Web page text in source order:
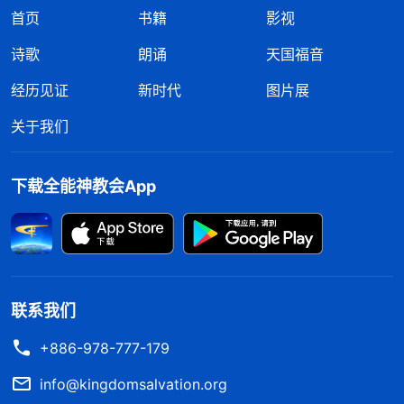
首页 书籍
影视
诗歌
朗诵
天国福音
经历见证
新时代
图片展
关于我们
下载全能神教会App
联系我们
+886-978-777-179
info@kingdomsalvation.org